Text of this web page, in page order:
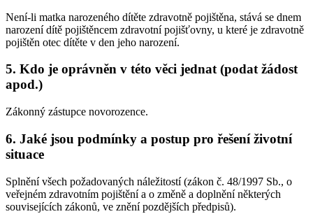
Není-li matka narozeného dítěte zdravotně pojištěna, stává se dnem
narození dítě pojištěncem zdravotní pojišťovny, u které je zdravotně
pojištěn otec dítěte v den jeho narození.
5. Kdo je oprávněn v této věci jednat (podat žádost
apod.)
Zákonný zástupce novorozence.
6. Jaké jsou podmínky a postup pro řešení životní
situace
Splnění všech požadovaných náležitostí (zákon č. 48/1997 Sb., o
veřejném zdravotním pojištění a o změně a doplnění některých
souvisejících zákonů, ve znění pozdějších předpisů).